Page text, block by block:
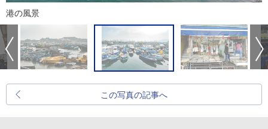
港の風景
この写真の記事へ